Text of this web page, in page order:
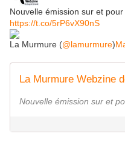
Nouvelle émission sur et
https://t.co/5rP6vX90nS
La Murmure (@lamurmure)
La Murmure Webzine
Nouvelle émission sur et